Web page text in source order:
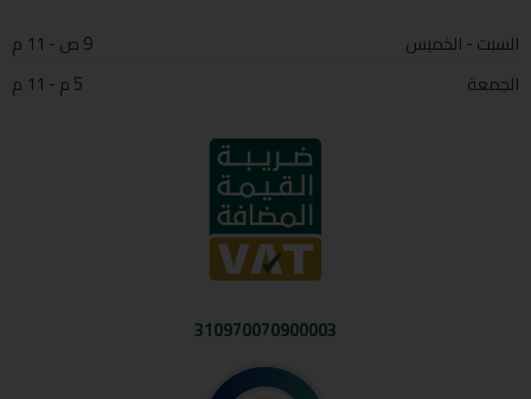
السبت - الخميس
9 ص - 11 م
الجمعة
5 م - 11 م
310970070900003